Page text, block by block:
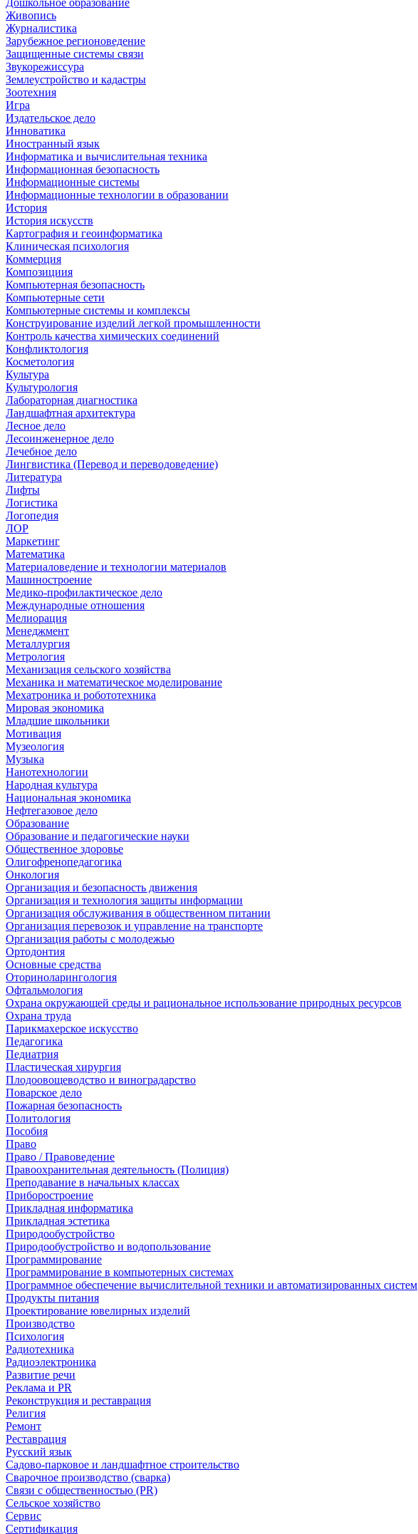
Живопись
Журналистика
Зарубежное регионоведение
Защищенные системы связи
Звукорежиссура
Землеустройство и кадастры
Зоотехния
Игра
Издательское дело
Инноватика
Иностранный язык
Информатика и вычислительная техника
Информационная безопасность
Информационные системы
Информационные технологии в образовании
История
История искусств
Картография и геоинформатика
Клиническая психология
Коммерция
Композициия
Компьютерная безопасность
Компьютерные сети
Компьютерные системы и комплексы
Конструирование изделий легкой промышленности
Контроль качества химических соединений
Конфликтология
Косметология
Культура
Культурология
Лабораторная диагностика
Ландшафтная архитектура
Лесное дело
Лесоинженерное дело
Лечебное дело
Лингвистика (Перевод и переводоведение)
Литература
Лифты
Логистика
Логопедия
ЛОР
Маркетинг
Математика
Материаловедение и технологии материалов
Машиностроение
Медико-профилактическое дело
Международные отношения
Мелиорация
Менеджмент
Металлургия
Метрология
Механизация сельского хозяйства
Механика и математическое моделирование
Мехатроника и робототехника
Мировая экономика
Младшие школьники
Мотивация
Музеология
Музыка
Нанотехнологии
Народная культура
Национальная экономика
Нефтегазовое дело
Образование
Образование и педагогические науки
Общественное здоровье
Олигофренопедагогика
Онкология
Организация и безопасность движения
Организация и технология защиты информации
Организация обслуживания в общественном питании
Организация перевозок и управление на транспорте
Организация работы с молодежью
Ортодонтия
Основные средства
Оториноларингология
Офтальмология
Охрана окружающей среды и рациональное использование природных ресурсов
Охрана труда
Парикмахерское искусство
Педагогика
Педиатрия
Пластическая хирургия
Плодоовощеводство и виноградарство
Поварское дело
Пожарная безопасность
Политология
Пособия
Право
Право / Правоведение
Правоохранительная деятельность (Полиция)
Преподавание в начальных классах
Приборостроение
Прикладная информатика
Прикладная эстетика
Природообустройство
Природообустройство и водопользование
Программирование
Программирование в компьютерных системах
Программное обеспечение вычислительной техники и автоматизированных систем
Продукты питания
Проектирование ювелирных изделий
Производство
Психология
Радиотехника
Радиоэлектроника
Развитие речи
Реклама и PR
Реконструкция и реставрация
Религия
Ремонт
Реставрация
Русский язык
Садово-парковое и ландшафтное строительство
Сварочное производство (сварка)
Связи с общественностью (PR)
Сельское хозяйство
Сервис
Сертификация